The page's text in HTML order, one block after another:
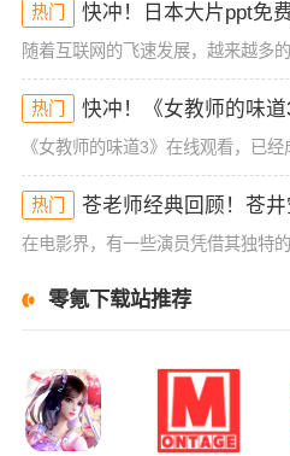
热门
热门
热门
零氪下载站推荐